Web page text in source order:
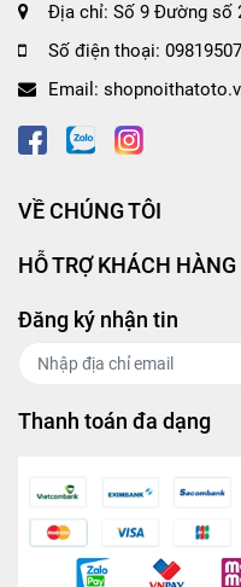
Công dụng của
Kèn
bằngkim loại
nhiều lần giúp âm
vang dội hơn so
dụng cảnh báo
thuận tiện hơn.
Kiểu dáng đơn
cũng như sửa
Có thể sử dụng
Hướng dẫn sử dụng
VIAIR SK-750
- Hướng dẫn sử dụng:
Địa chỉ: Số 9 Đường số
Số điện thoại:
Email:
VỀ CHÚNG TÔI
HỖ TRỢ KHÁCH HÀNG
Đăng ký nhận tin
Thanh toán đa dạng